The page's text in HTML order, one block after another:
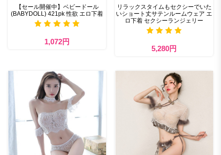
【セール開催中】ベビードール
(BABYDOLL) 421pk 性欲 エロ下着
1,072円
リラックスタイムもセクシーでいた
いショート丈サテンルームウェア エ
ロ下着 セクシーランジェリー
5,280円